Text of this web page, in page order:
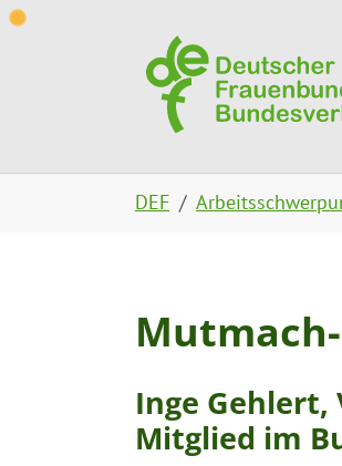
Skip to main content
Skip to page footer
DEF
Inge Gehlert,
Mitglied im